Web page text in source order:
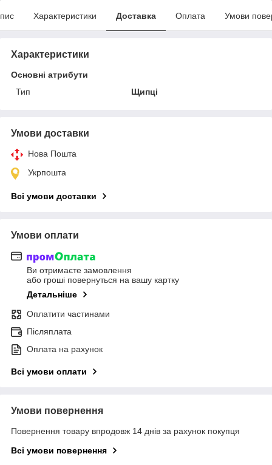
Характеристики Доставка Оплата Умови
Характеристики
Основні атрибути
Тип
Щипці
Умови доставки
Нова Пошта
Укрпошта
Всі умови доставки
Умови оплати
Ви отримаєте замовлення
або гроші повернуться на вашу картку
Детальніше
Оплатити частинами
Післяплата
Оплата на рахунок
Всі умови оплати
Умови повернення
Повернення товару впродовж 14 днів за рахунок покупця
Всі умови повернення